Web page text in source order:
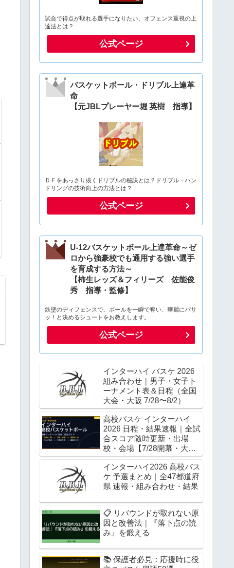
試合で得点が取れる選手になりたい、オフェンス重視の上
達法とは？
公式ページ
バスケットボール・ドリブル上達革
命
【元JBLプレーヤー堀 英樹 指導】
ＤＦをあっさり抜くドリブルの秘訣とは？ドリブル・ハン
ドリングの技術向上の方法とは？
公式ページ
U-12バスケットボール上達革命～ゼ
ロから強豪校でも通用する強い選手
を育成する方法～
【柿生レッズ＆フィリーズ 佐能俊
秀 指導・監修】
鉄壁のディフェンスで、ボールを一瞬で奪い、華麗にパサ
ッ！と決めるシュートをお教えします。
公式ページ
インターハイ バスケ 2026
組み合わせ｜男子・女子ト
ーナメント表＆日程（全国
大会・大阪 7/28〜8/2）
高校バスケ インターハイ
2026 日程・結果速報｜全試
合スコア随時更新・出場
校・会場【7/28開幕・大
阪】
インターハイ2026 高校バス
ケ 予選まとめ｜全47都道府
県 速報・組み合わせ・結果
📋 リバウンドが取れない原
因と改善法｜『落下点の読
み』を鍛える
📚 保護者必見：応援時に役